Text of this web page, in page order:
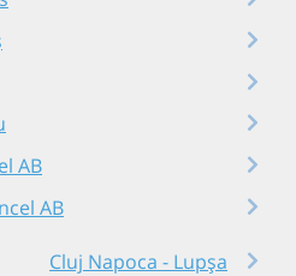
AB
AB
Cluj Napoca - Lupșa